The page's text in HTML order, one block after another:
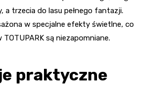
a trzecia do lasu pełnego fantazji.
w specjalne efekty świetlne, co
są niezapomniane.
praktyczne